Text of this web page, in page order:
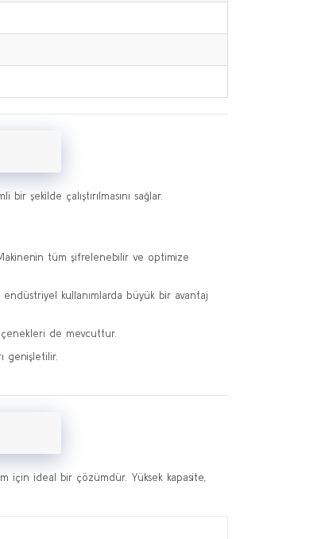
şekilde çalıştırılmasını sağlar.
tüm şifrelenebilir ve optimize
kullanımlarda büyük bir avantaj
de mevcuttur.
genişletilir.
için ideal bir çözümdür. Yüksek kapasite,